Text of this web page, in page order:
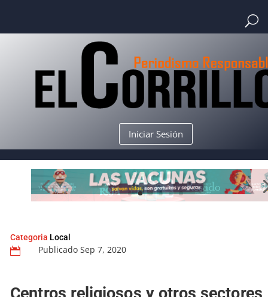
Iniciar Sesión
 Publicado Sep 7, 2020
Centros religiosos y otros sectores,